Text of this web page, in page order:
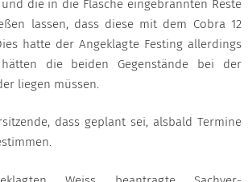
die in die Flasche eingebrannten Reste
lassen, dass diese mit dem Cobra 12
hatte der Angeklagte Festing allerdings
die beiden Gegenstände bei der
liegen müssen.
dass geplant sei, alsbald Termine